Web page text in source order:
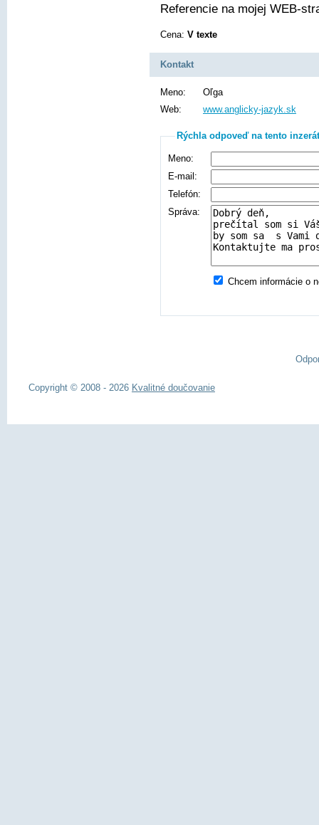
Referencie na mojej WEB-
Cena: V texte
Kontakt
Meno:
Oľga
Web:
www.anglicky-jazyk.sk
Rýchla odpoveď na tento inzerát
Meno:
E-mail:
Telefón:
Správa:
Chcem informácie o
Copyright © 2008 - 2026 Kvalitné doučovanie